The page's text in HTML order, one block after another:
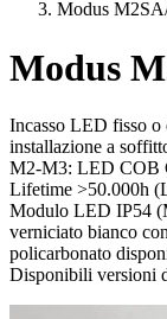
Modus
Modus
Incasso LED fisso o
installazione a
M2-M3: LED COB
Lifetime >50.000h
Modulo LED IP54
verniciato bianco
policarbonato
Disponibili versioni